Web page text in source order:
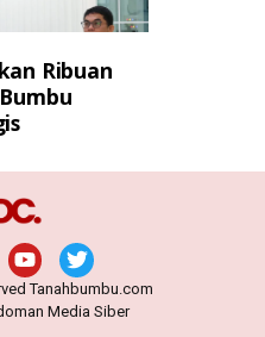
Ribuan
Tanahbumbu.com
Media Siber